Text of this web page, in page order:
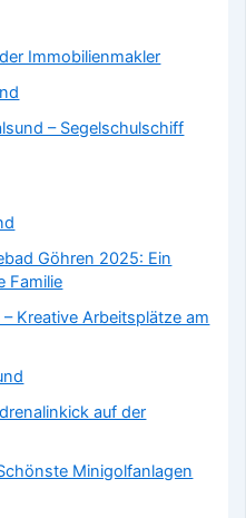
Immobilienmakler
– Segelschulschiff
Göhren 2025: Ein
Familie
Kreative Arbeitsplätze am
auf der
Minigolfanlagen